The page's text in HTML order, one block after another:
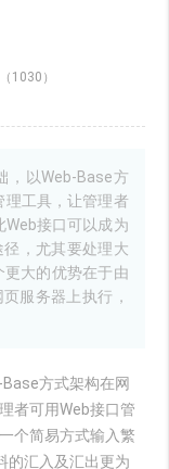
（1030）
，以Web-Base方
理工具，让管理者
Web接口可以成为
，尤其要处理大
大的优势在于由
服务器上执行，
方式架构在网
者可用Web接口管
个简易方式输入繁
的汇入及汇出更为